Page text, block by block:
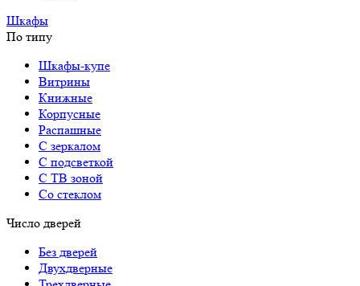
Шкафы
По типу
Шкафы-купе
Витрины
Книжные
Корпусные
Распашные
С зеркалом
С подсветкой
С ТВ зоной
Со стеклом
Число дверей
Без дверей
Двухдверные